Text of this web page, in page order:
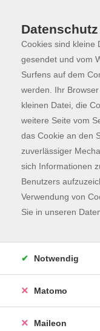
Skip to main content
Programm
Der Kurs
Datenschutz
Cookies sind kleine
gesendet und vom
Surfens auf dem
werden. Ihr
kleinen Datei, die
weitere Seite vom
das Cookie an den
zuverlässiger
sich Informationen
Benutzers
Verwendung von
Sie in unseren
Notwendig
Matomo
Maileon